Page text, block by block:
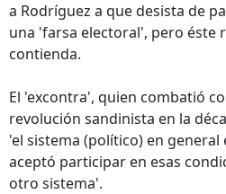
a Rodríguez a que desista de
una 'farsa electoral', pero éste
contienda.
El 'excontra', quien combatió
revolución sandinista en la
'el sistema (político) en
aceptó participar en esas
otro sistema'.